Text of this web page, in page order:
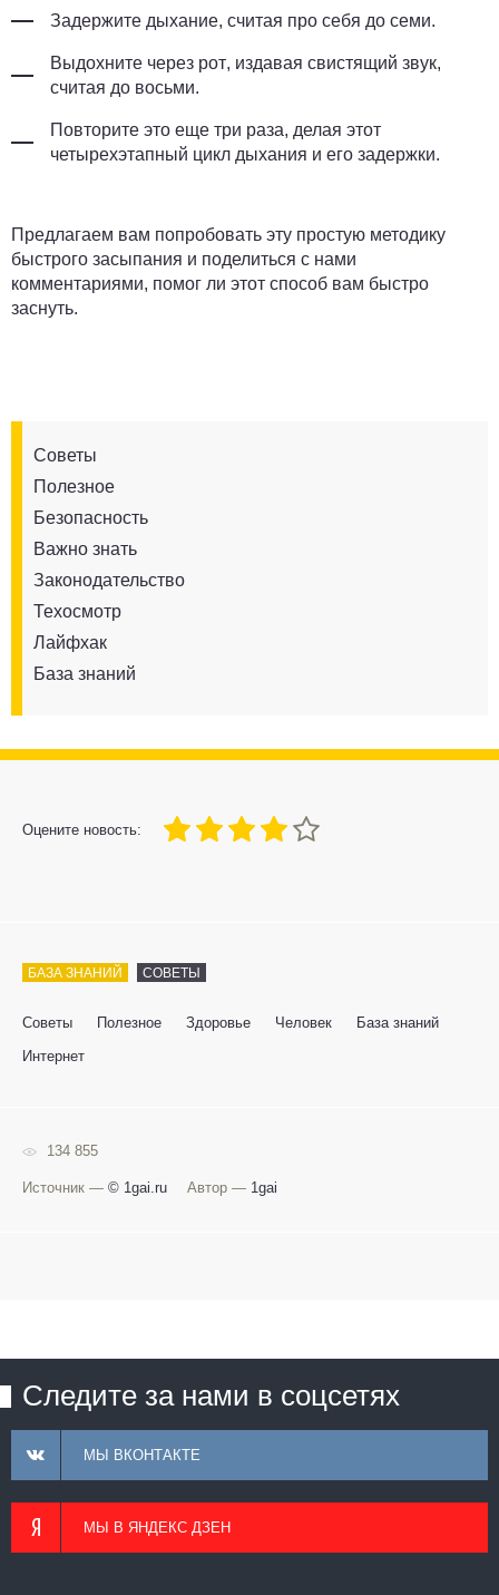
Задержите дыхание, считая про себя до семи.
Выдохните через рот, издавая свистящий звук,
считая до восьми.
Повторите это еще три раза, делая этот
четырехэтапный цикл дыхания и его задержки.
Предлагаем вам попробовать эту простую методику
быстрого засыпания и поделиться с нами
комментариями, помог ли этот способ вам быстро
заснуть.
Советы
Полезное
Безопасность
Важно знать
Законодательство
Техосмотр
Лайфхак
База знаний
Оцените новость:
80
1 3 4 5
БАЗА ЗНАНИЙ СОВЕТЫ
Советы Полезное Здоровье Человек
База знаний
Интернет
134 855
Источник — © 1gai.ru Автор — 1gai
Следите за нами в соцсетях
МЫ ВКОНТАКТЕ
МЫ В ЯНДЕКС ДЗЕН